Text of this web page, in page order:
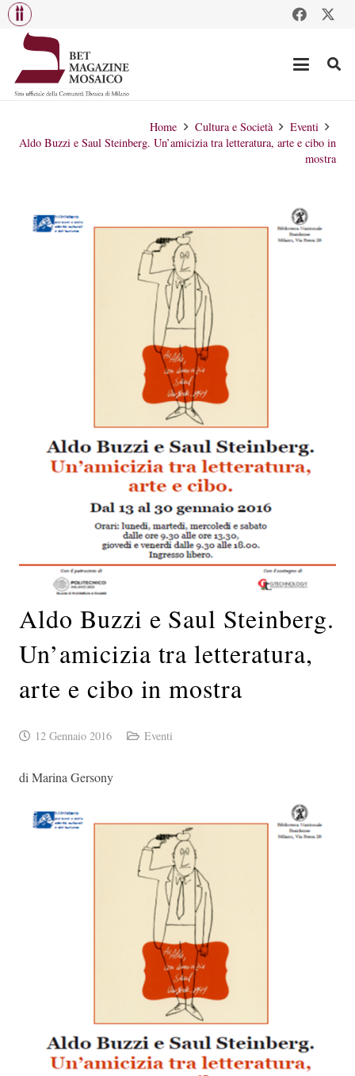
Home Cultura e Società
Eventi
Aldo Buzzi e Saul Steinberg. Un’amicizia tra letteratura, arte e cibo in
mostra
Aldo Buzzi e Saul Steinberg.
Un’amicizia tra letteratura,
arte e cibo in mostra
12 Gennaio 2016 Eventi
di Marina Gersony